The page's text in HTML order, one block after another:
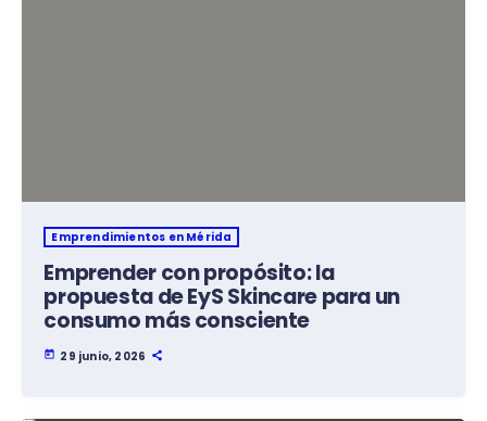
Emprendimientos en Mérida
Emprender con propósito: la
propuesta de EyS Skincare para un
consumo más consciente
today 29 junio, 2026